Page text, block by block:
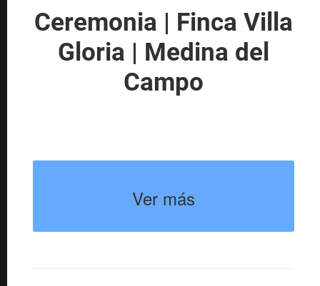
Ceremonia | Finca Villa
Gloria | Medina del
Campo
Ver más